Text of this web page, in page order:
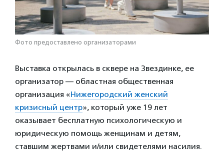
Фото предоставлено организаторами
Выставка открылась в сквере на Звездинке, ее
организатор — областная общественная
организация «Нижегородский женский
кризисный центр», который уже 19 лет
оказывает бесплатную психологическую и
юридическую помощь женщинам и детям,
ставшим жертвами и/или свидетелями насилия.